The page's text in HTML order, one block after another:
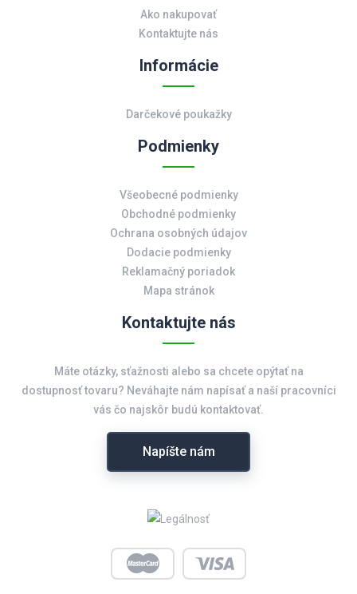
Ako nakupovať
Kontaktujte nás
Informácie
Darčekové poukažky
Podmienky
Všeobecné podmienky
Obchodné podmienky
Ochrana osobných údajov
Dodacie podmienky
Reklamačný poriadok
Mapa stránok
Kontaktujte nás
Máte otázky, sťažnosti alebo sa chcete opýtať na
dostupnosť tovaru? Neváhajte nám napísať a naší pracovníci
vás čo najskôr budú kontaktovať.
Napíšte nám